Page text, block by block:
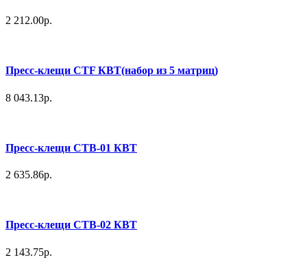
2 212.00р.
Пресс-клещи СТF КВТ(набор из 5 матриц)
8 043.13р.
Пресс-клещи СТВ-01 КВТ
2 635.86р.
Пресс-клещи СТВ-02 КВТ
2 143.75р.